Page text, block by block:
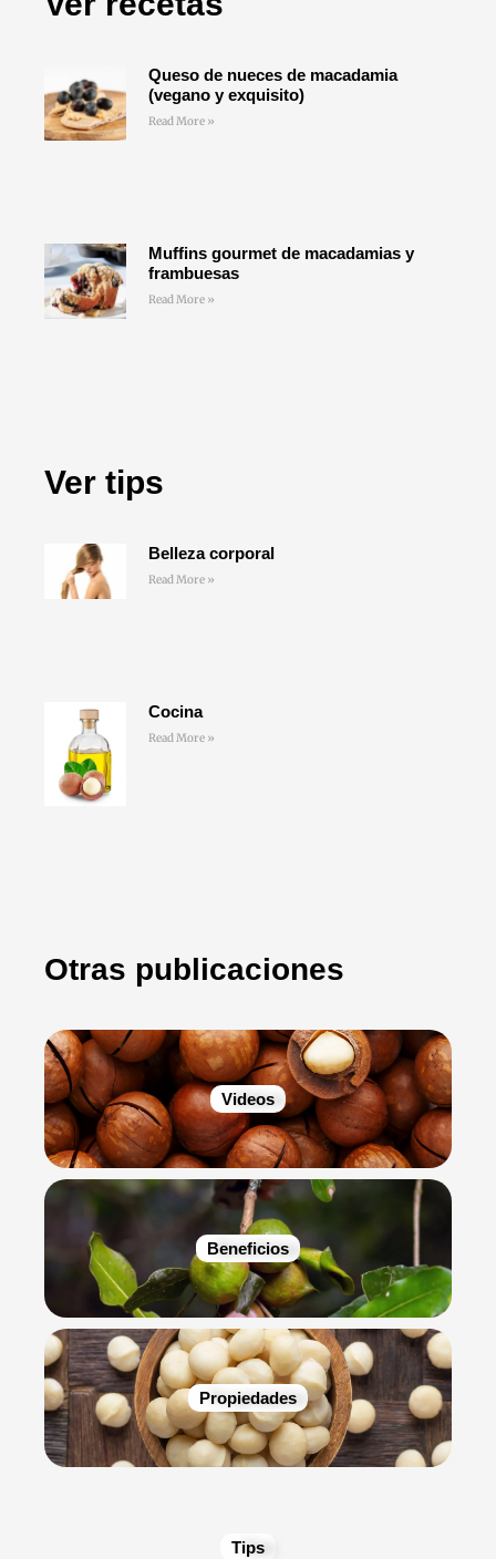
Queso de nueces de macadamia
(vegano y exquisito)
Read More »
Muffins gourmet de macadamias y
frambuesas
Read More »
Ver tips
Belleza corporal
Read More »
Cocina
Read More »
Otras publicaciones
Videos
Beneficios
Propiedades
Tips